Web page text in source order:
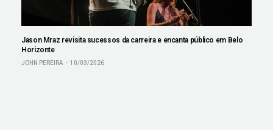
Jason Mraz revisita sucessos da carreira e encanta público em Belo
Horizonte
JOHN PEREIRA 10/03/2026